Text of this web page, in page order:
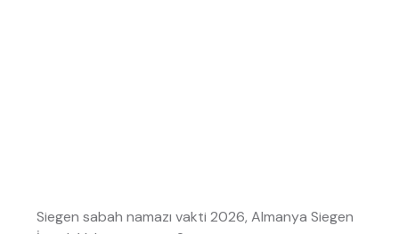
Siegen sabah namazı vakti 2026, Almanya Siegen